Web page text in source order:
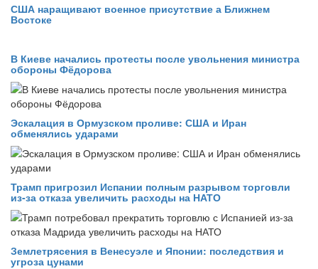
США наращивают военное присутствие а Ближнем
Востоке
В Киеве начались протесты после увольнения министра
обороны Фёдорова
Эскалация в Ормузском проливе: США и Иран
обменялись ударами
Трамп пригрозил Испании полным разрывом торговли
из‑за отказа увеличить расходы на НАТО
Землетрясения в Венесуэле и Японии: последствия и
угроза цунами